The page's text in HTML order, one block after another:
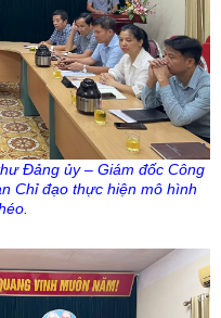
Đảng ủy– Giám đốc Công
Chỉ đạo thực hiện mô hình